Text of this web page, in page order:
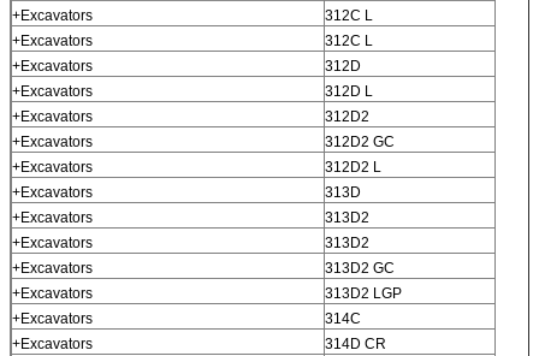
+Excavators
312C L
+Excavators
312C L
+Excavators
312D
+Excavators
312D L
+Excavators
312D2
+Excavators
312D2 GC
+Excavators
312D2 L
+Excavators
313D
+Excavators
313D2
+Excavators
313D2
+Excavators
313D2 GC
+Excavators
313D2 LGP
+Excavators
314C
+Excavators
314D CR